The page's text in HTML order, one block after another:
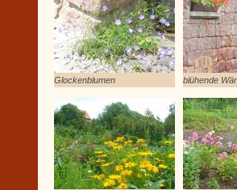
Glockenblumen blühende